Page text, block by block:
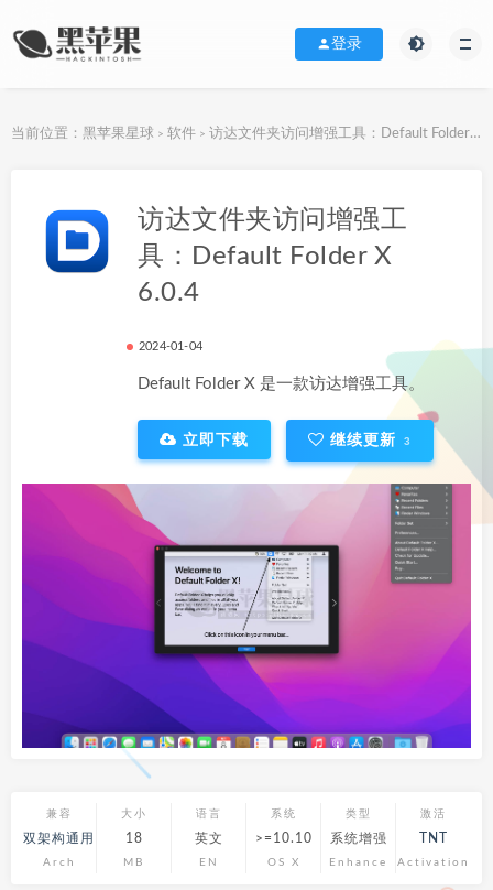
登录
当前位置： 黑苹果星球 > 软件 > 访达文件夹访问增强工具：Default Folder X 6.0.4
访达文件夹访问增强工
具：Default Folder X
6.0.4
2024-01-04
Default Folder X 是一款访达增强工具。
立即下载 继续更新 3
兼容
双架构通用
Arch
大小
18
MB
语言
英文
EN
系统
>=10.10
OS X
类型
系统增强
Enhance
激活
TNT
Activation